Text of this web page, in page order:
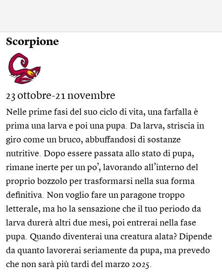
Scorpione
23 ottobre-21 novembre
Nelle prime fasi del suo ciclo di vita, una farfalla è
prima una larva e poi una pupa. Da larva, striscia in
giro come un bruco, abbuffandosi di sostanze
nutritive. Dopo essere passata allo stato di pupa,
rimane inerte per un po’, lavorando all’interno del
proprio bozzolo per trasformarsi nella sua forma
definitiva. Non voglio fare un paragone troppo
letterale, ma ho la sensazione che il tuo periodo da
larva durerà altri due mesi, poi entrerai nella fase
pupa. Quando diventerai una creatura alata? Dipende
da quanto lavorerai seriamente da pupa, ma prevedo
che non sarà più tardi del marzo 2025.